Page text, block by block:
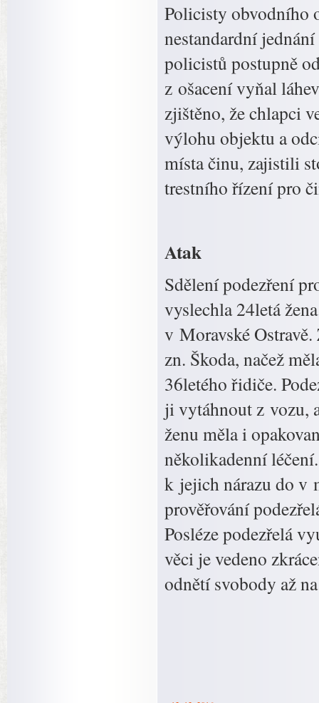
Policisty obvodního
nestandardní
policistů postupně
z ošacení vyňal
zjištěno, že chlapci
výlohu objektu a
místa činu, zajistili
trestního řízení pro
Atak
Sdělení podezření
vyslechla 24letá
v Moravské
zn. Škoda, načež
36letého řidiče.
ji vytáhnout z vozu,
ženu měla i
několikadenní
k jejich nárazu do v
prověřování
Posléze podezřelá
věci je vedeno
odnětí svobody až